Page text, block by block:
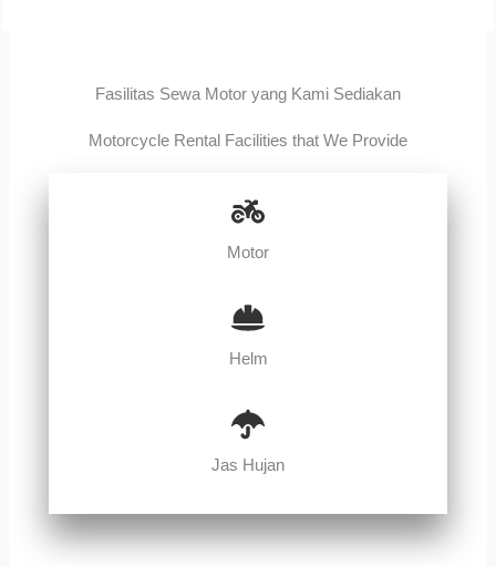
Fasilitas Sewa Motor yang Kami Sediakan
Motorcycle Rental Facilities that We Provide
Motor
Helm
Jas Hujan